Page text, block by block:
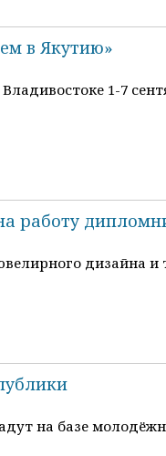
в Якутию»
1-7
работу
дизайна и
на базе